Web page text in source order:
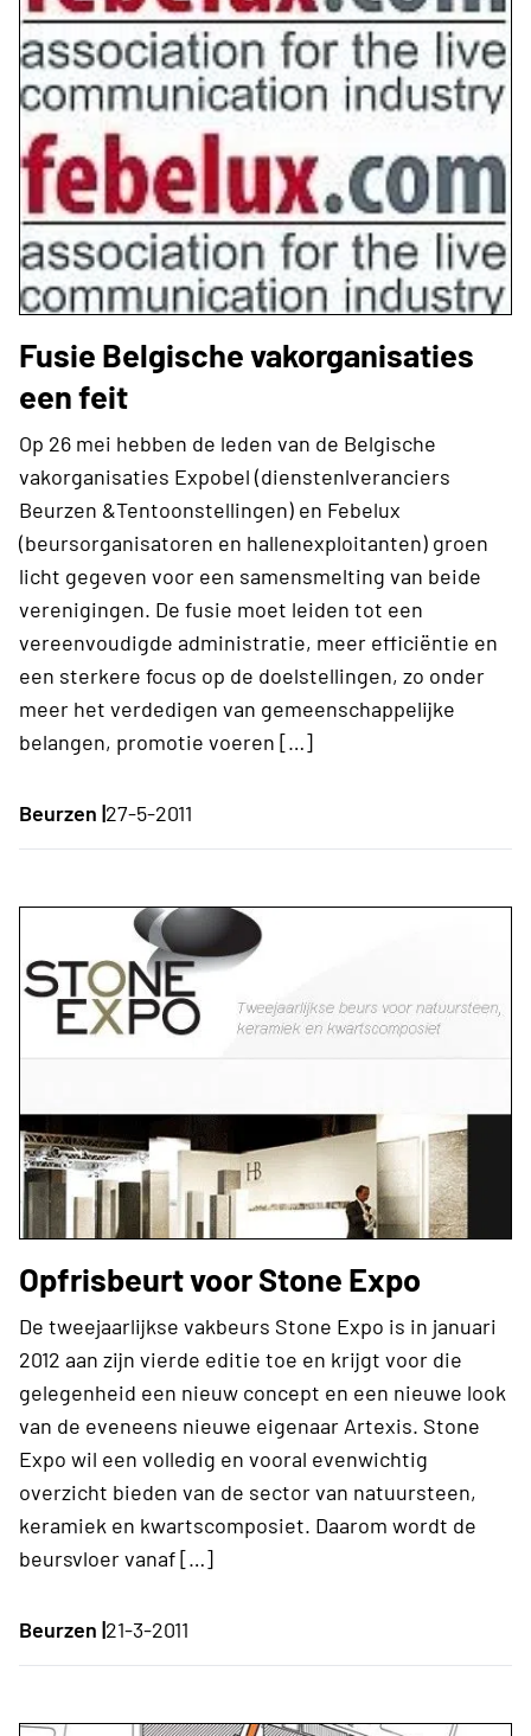
Fusie Belgische vakorganisaties
een feit
Op 26 mei hebben de leden van de Belgische
vakorganisaties Expobel (dienstenlveranciers
Beurzen &Tentoonstellingen) en Febelux
(beursorganisatoren en hallenexploitanten) groen
licht gegeven voor een samensmelting van beide
verenigingen. De fusie moet leiden tot een
vereenvoudigde administratie, meer efficiëntie en
een sterkere focus op de doelstellingen, zo onder
meer het verdedigen van gemeenschappelijke
belangen, promotie voeren […]
Beurzen |27-5-2011
Opfrisbeurt voor Stone Expo
De tweejaarlijkse vakbeurs Stone Expo is in januari
2012 aan zijn vierde editie toe en krijgt voor die
gelegenheid een nieuw concept en een nieuwe look
van de eveneens nieuwe eigenaar Artexis. Stone
Expo wil een volledig en vooral evenwichtig
overzicht bieden van de sector van natuursteen,
keramiek en kwartscomposiet. Daarom wordt de
beursvloer vanaf […]
Beurzen |21-3-2011